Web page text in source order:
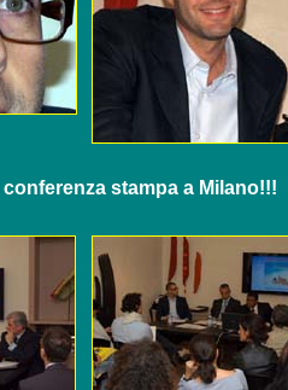
stampa a Milano!!!